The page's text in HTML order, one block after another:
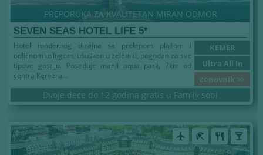
PREPORUKA ZA KVALITETAN MIRAN ODMOR
SEVEN SEAS HOTEL LIFE 5*
KEMER
Ultra All In
cenovnik >>
Hotel modernog dizajna sa prelepom plažom i
odličnom uslugom, ušuškan u zelenilu, pogodan za sve
tipove gostiju. Poseduje manji aqua park, 7km od
centra Kemera...
Dvoje dece do 12 godina gratis u Family sobi
airplanemode_active beach_access restaurant local_bar